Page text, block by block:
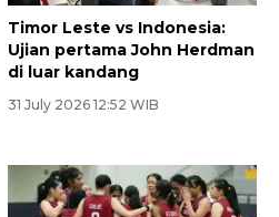
Timor Leste vs Indonesia:
Ujian pertama John Herdman
di luar kandang
31 July 2026 12:52 WIB